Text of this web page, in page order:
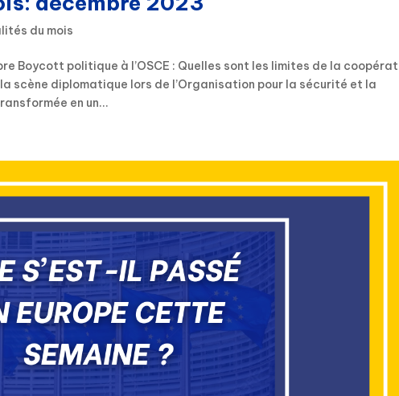
du mois
Boycott politique à l’OSCE : Quelles sont les limites de la
scène diplomatique lors de l’Organisation pour la sécurité et la
en un...